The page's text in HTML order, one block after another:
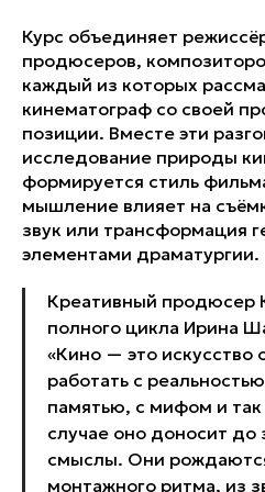
Курс объединяет
продюсеров,
каждый из которых
кинематограф со своей
позиции. Вместе эти
исследование природы
формируется стиль
мышление влияет на
звук или трансформация
элементами драматургии.
Креативный продюсер
полного цикла Ирина
«Кино — это искусство
работать с
памятью, с мифом и
случае оно доносит до
смыслы. Они
монтажного ритма, из